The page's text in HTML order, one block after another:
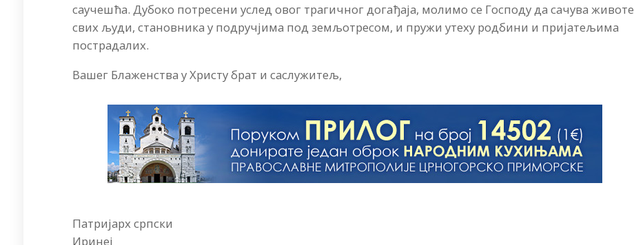
саучешћа. Дубоко потресени услед овог трагичног догађаја, молимо се Господу да сачува животе
свих људи, становника у подручјима под земљотресом, и пружи утеху родбини и пријатељима
пострадалих.
Вашег Блаженства у Христу брат и саслужитељ,
Патријарх српски
Иринеј